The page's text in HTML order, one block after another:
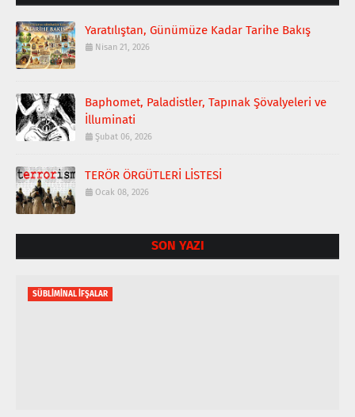
Yaratılıştan, Günümüze Kadar Tarihe Bakış
Nisan 21, 2026
Baphomet, Paladistler, Tapınak Şövalyeleri ve
İlluminati
Şubat 06, 2026
TERÖR ÖRGÜTLERİ LİSTESİ
Ocak 08, 2026
SON YAZI
SÜBLİMİNAL İFŞALAR